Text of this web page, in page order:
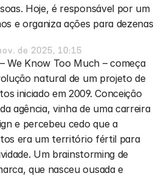
Hoje, é responsável por um
e organiza ações para dezenas
de 2025, 10:15
We Know Too Much – começa
natural de um projeto de
iniciado em 2009. Conceição
agência, vinha de uma carreira
e percebeu cedo que a
era um território fértil para
Um brainstorming de
que nasceu ousada e